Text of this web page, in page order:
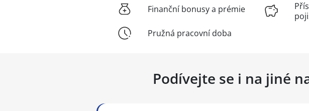
Finanční bonusy a prémie
Pružná pracovní doba
Podívejte se i na jiné